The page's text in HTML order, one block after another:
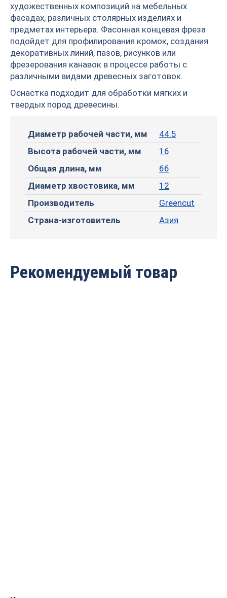
художественных композиций на мебельных
фасадах, различных столярных изделиях и
предметах интерьера. Фасонная концевая фреза
подойдет для профилирования кромок, создания
декоративных линий, пазов, рисунков или
фрезерования канавок в процессе работы с
различными видами древесных заготовок.
Оснастка подходит для обработки мягких и
твердых пород древесины.
Диаметр рабочей части, мм
44.5
Высота рабочей части, мм
16
Общая длина, мм
66
Диаметр хвостовика, мм
12
Производитель
Greencut
Страна-изготовитель
Азия
Рекомендуемый товар